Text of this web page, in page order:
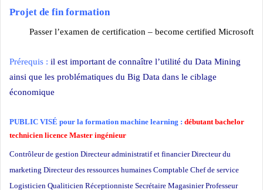
Projet de fin formation
Passer l’examen de certification – become certified Microsoft
Prérequis : il est important de connaître l’utilité du Data Mining
ainsi que les problématiques du Big Data dans le ciblage
économique
PUBLIC VISÉ pour la formation machine learning : débutant bachelor
technicien licence Master ingénieur
Contrôleur de gestion Directeur administratif et financier Directeur du
marketing Directeur des ressources humaines Comptable Chef de service
Logisticien Qualiticien Réceptionniste Secrétaire Magasinier Professeur